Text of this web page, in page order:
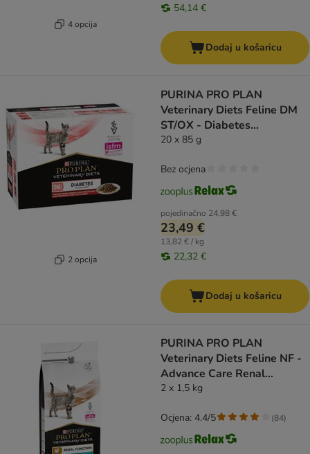
4 opcija
54,14 €
Dodaj u košaricu
2 opcija
PURINA PRO PLAN
Veterinary Diets Feline DM
ST/OX - Diabetes
Management govedina
20 x 85 g
pojedinačno 24,98 €
23,49 €
13,82 € / kg
22,32 €
Bez ocjena
Dodaj u košaricu
PURINA PRO PLAN
Veterinary Diets Feline NF -
Advance Care Renal
Function
2 x 1,5 kg
Ocjena: 4.4/5 (84)